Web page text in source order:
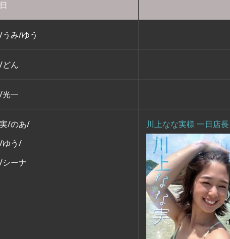
うみ/ゆう
どん
光一
/のあ/
ゆう/
ーナ
川上なな実様 一日店